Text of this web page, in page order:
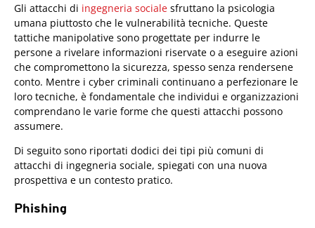
Gli attacchi di ingegneria sociale sfruttano la psicologia
umana piuttosto che le vulnerabilità tecniche. Queste
tattiche manipolative sono progettate per indurre le
persone a rivelare informazioni riservate o a eseguire azioni
che compromettono la sicurezza, spesso senza rendersene
conto. Mentre i cyber criminali continuano a perfezionare le
loro tecniche, è fondamentale che individui e organizzazioni
comprendano le varie forme che questi attacchi possono
assumere.
Di seguito sono riportati dodici dei tipi più comuni di
attacchi di ingegneria sociale, spiegati con una nuova
prospettiva e un contesto pratico.
Phishing